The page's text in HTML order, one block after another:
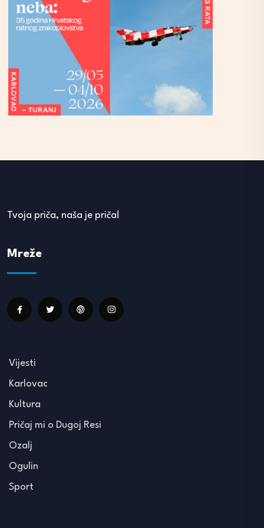
Tvoja priča, naša je priča!
Mreže
Vijesti
Karlovac
Kultura
Pričaj mi o Dugoj Resi
Ozalj
Ogulin
Sport